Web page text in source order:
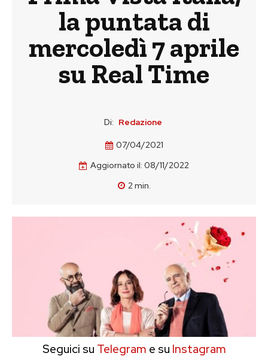
la puntata di
mercoledì 7 aprile
su Real Time
Di: Redazione
07/04/2021
Aggiornato il: 08/11/2022
2min.
Seguici su Telegram e su Instagram